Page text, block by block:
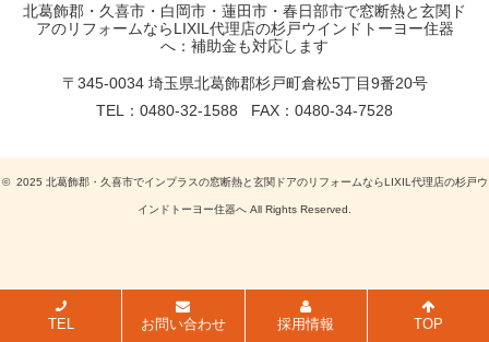
北葛飾郡・久喜市・白岡市・蓮田市・春日部市で窓断熱と玄関ド
アのリフォームならLIXIL代理店の杉戸ウインドトーヨー住器
へ：補助金も対応します
〒345-0034 埼玉県北葛飾郡杉戸町倉松5丁目9番20号
TEL：0480-32-1588 FAX：0480-34-7528
© 2025 北葛飾郡・久喜市でインプラスの窓断熱と玄関ドアのリフォームならLIXIL代理店の杉戸ウ
インドトーヨー住器へ All Rights Reserved.
TEL お問い合わせ 採用情報 TOP